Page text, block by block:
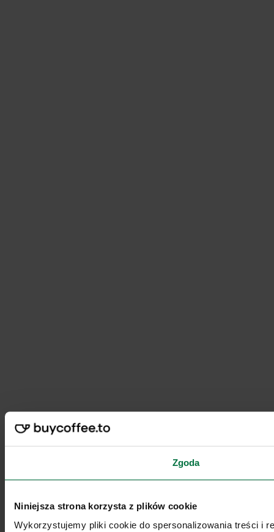
Zgoda
Niniejsza strona korzysta z plików cookie
Wykorzystujemy pliki cookie do spersonalizowania treści i